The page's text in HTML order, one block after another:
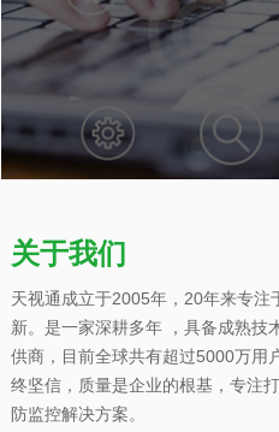
关于我们
天视通成立于2005年，20年来专注
新。是一家深耕多年 ，具备成熟技
供商，目前全球共有超过5000万用
终坚信，质量是企业的根基，专注
防监控解决方案。